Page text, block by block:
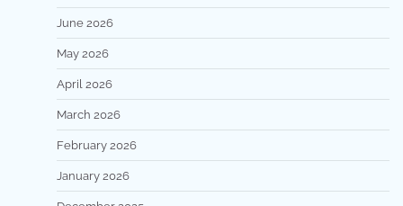
June 2026
May 2026
April 2026
March 2026
February 2026
January 2026